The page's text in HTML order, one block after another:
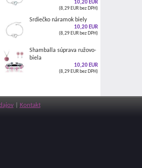
10,20 EUR
(8,29 EUR bez DPH)
Srdiečko náramok biely
10,20 EUR
(8,29 EUR bez DPH)
Shamballa súprava ružovo-
biela
10,20 EUR
(8,29 EUR bez DPH)
|
Kontakt